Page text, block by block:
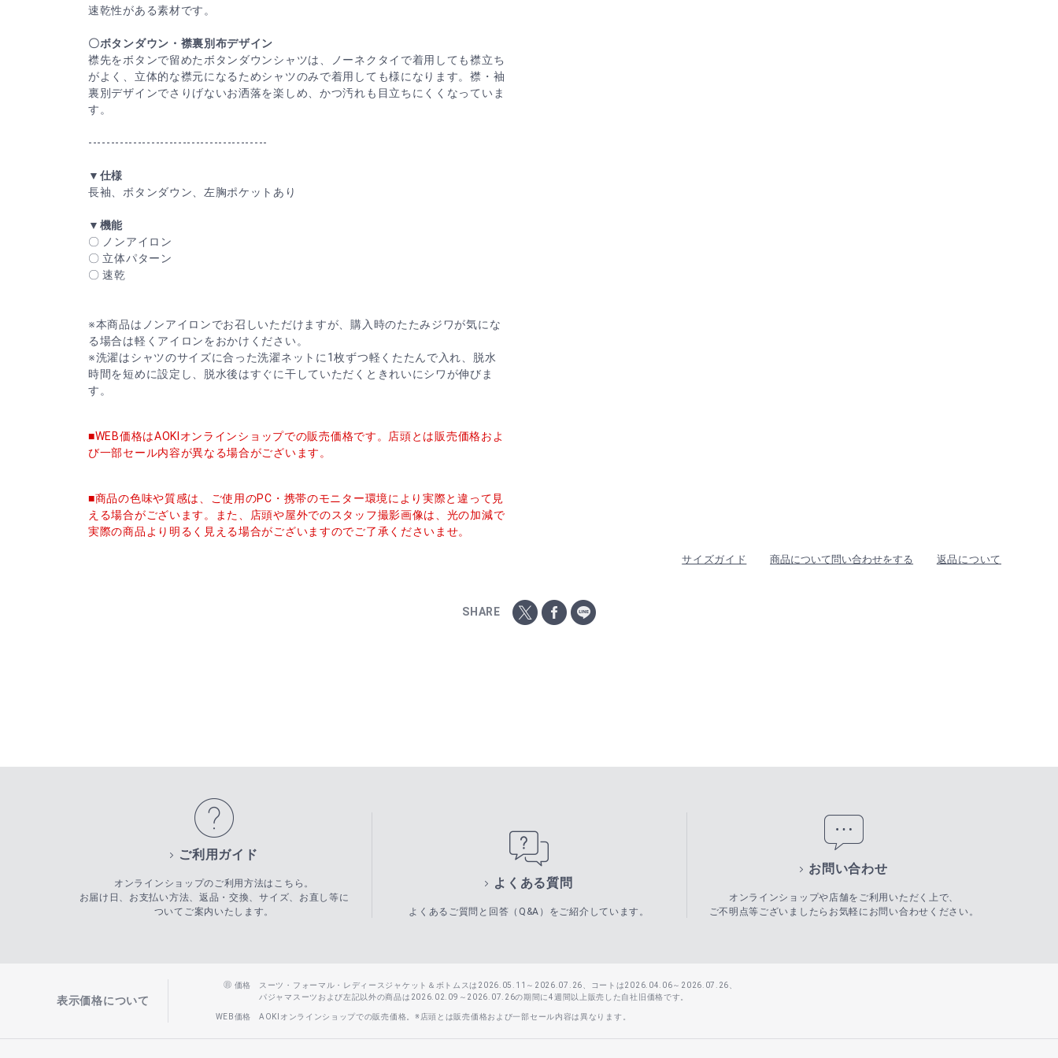
速乾性がある素材です。
〇ボタンダウン・襟裏別布デザイン
襟先をボタンで留めたボタンダウンシャツは、ノーネクタイで着用しても襟立ち
がよく、立体的な襟元になるためシャツのみで着用しても様になります。襟・袖
裏別デザインでさりげないお洒落を楽しめ、かつ汚れも目立ちにくくなっていま
す。
----------------------------------------
▼仕様
長袖、ボタンダウン、左胸ポケットあり
▼機能
〇 ノンアイロン
〇 立体パターン
〇 速乾
※本商品はノンアイロンでお召しいただけますが、購入時のたたみジワが気にな
る場合は軽くアイロンをおかけください。
※洗濯はシャツのサイズに合った洗濯ネットに1枚ずつ軽くたたんで入れ、脱水
時間を短めに設定し、脱水後はすぐに干していただくときれいにシワが伸びま
す。
■WEB価格はAOKIオンラインショップでの販売価格です。店頭とは販売価格およ
び一部セール内容が異なる場合がございます。
■商品の色味や質感は、ご使用のPC・携帯のモニター環境により実際と違って見
える場合がございます。また、店頭や屋外でのスタッフ撮影画像は、光の加減で
実際の商品より明るく見える場合がございますのでご了承くださいませ。
サイズガイド 商品について問い合わせをする 返品について
SHARE
ご利用ガイド
オンラインショップのご利用方法はこちら。
お届け日、お支払い方法、返品・交換、サイズ、お直し等に
ついてご案内いたします。
よくある質問
よくあるご質問と回答（Q&A）をご紹介しています。
お問い合わせ
オンラインショップや店舗をご利用いただく上で、
ご不明点等ございましたらお気軽にお問い合わせください。
表示価格について
価格
スーツ・フォーマル・レディースジャケット＆ボトムスは2026.05.11～2026.07.26、コートは2026.04.06～2026.07.26、
パジャマスーツおよび左記以外の商品は2026.02.09～2026.07.26の期間に4週間以上販売した自社旧価格です。
WEB価格 AOKIオンラインショップでの販売価格。※店頭とは販売価格および一部セール内容は異なります。